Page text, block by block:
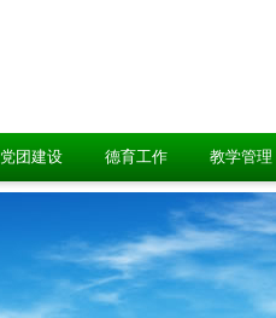
党团建设 德育工作 教学管理